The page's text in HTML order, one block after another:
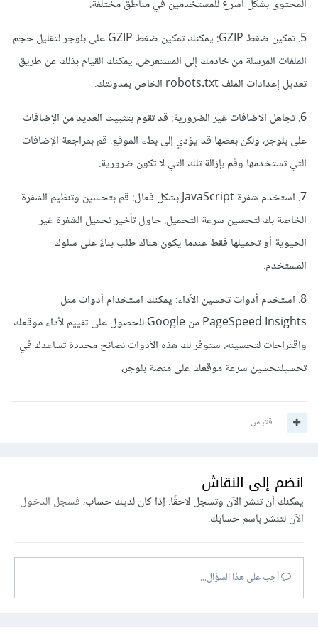
المحتوى بشكل أسرع للمستخدمين في مناطق مختلفة.
5. تمكين ضغط GZIP: يمكنك تمكين ضغط GZIP على بلوجر لتقليل حجم
الملفات المرسلة من خادمك إلى المستعرض. يمكنك القيام بذلك عن طريق
تعديل إعدادات الملف robots.txt الخاص بمدونتك.
6. تجاهل الاضافات غير الضرورية: قد تقوم بتثبيت العديد من الإضافات
على بلوجر، ولكن بعضها قد يؤدي إلى بطء الموقع. قم بمراجعة الإضافات
التي تستخدمها وقم بإزالة تلك التي لا تكون ضرورية.
7. استخدم شفرة JavaScript بشكل فعال: قم بتحسين وتنظيم الشفرة
الخاصة بك لتحسين سرعة التحميل. حاول تأخير تحميل الشفرة غير
الحيوية أو تحميلها فقط عندما يكون هناك طلب بناءً على سلوك
المستخدم.
8. استخدم أدوات تحسين الأداء: يمكنك استخدام أدوات مثل
PageSpeed Insights من Google للحصول على تقييم لأداء موقعك
واقتراحات لتحسينه. ستوفر لك هذه الأدوات نصائح محددة تساعدك في
تحسيلتحسين سرعة موقعك على منصة بلوجر،
اقتباس
انضم إلى النقاش
يمكنك أن تنشر الآن وتسجل لاحقًا. إذا كان لديك حساب،فسجل الدخول
الآنلتنشر باسم حسابك.
أجب على هذا السؤال...